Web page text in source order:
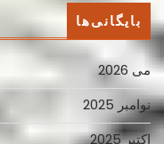
بایگانی‌ها
می 2026
نوامبر 2025
اکتبر 2025